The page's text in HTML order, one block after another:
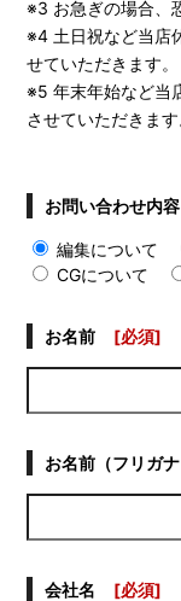
※3 お急ぎの場合、
※4 土日祝など当店
せていただきます。
※5 年末年始など当
させていただきます
お問い合わせ内容
編集について
CGについて
お名前 [必須]
お名前（フリガナ
会社名 [必須]